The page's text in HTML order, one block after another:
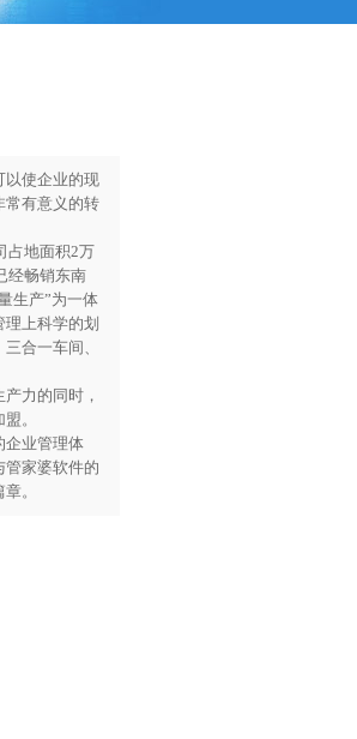
使企业的现
常有意义的转
占地面积2万
经畅销东南
生产”为一体
上科学的划
合一车间、
力的同时，
。
业管理体
管家婆软件的
。